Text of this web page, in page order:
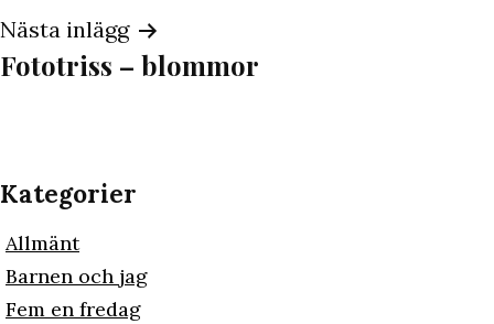
Nästa inlägg
Fototriss – blommor
Kategorier
Allmänt
Barnen och jag
Fem en fredag